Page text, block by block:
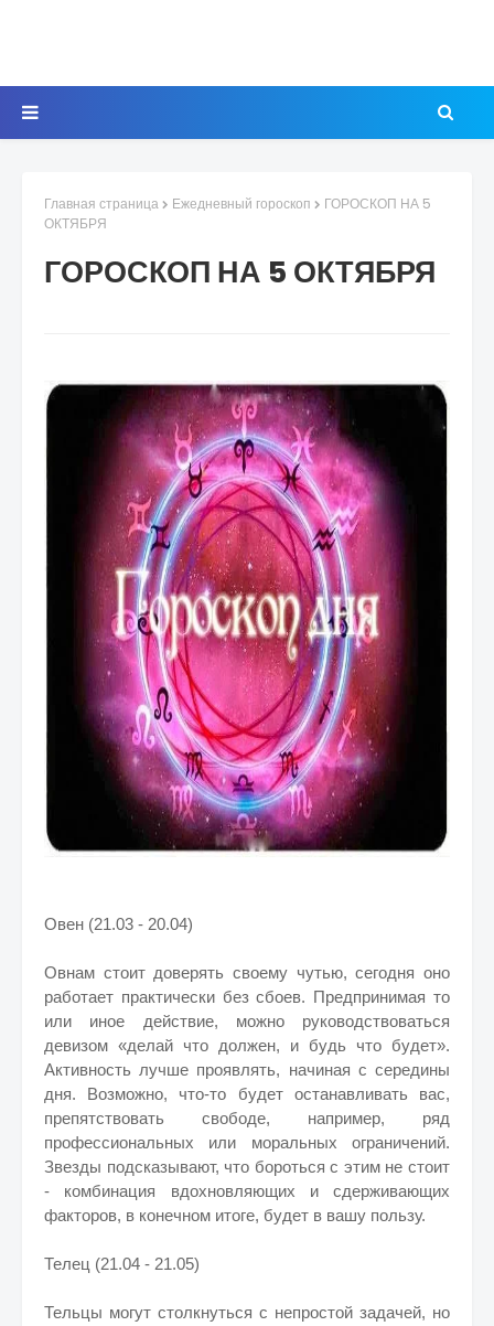
Главная страница Ежедневный гороскоп
ГОРОСКОП НА 5
ОКТЯБРЯ
ГОРОСКОП НА 5 ОКТЯБРЯ
Овен (21.03 - 20.04)
Овнам стоит доверять своему чутью, сегодня оно
работает практически без сбоев. Предпринимая то
или иное действие, можно руководствоваться
девизом «делай что должен, и будь что будет».
Активность лучше проявлять, начиная с середины
дня. Возможно, что-то будет останавливать вас,
препятствовать свободе, например, ряд
профессиональных или моральных ограничений.
Звезды подсказывают, что бороться с этим не стоит
- комбинация вдохновляющих и сдерживающих
факторов, в конечном итоге, будет в вашу пользу.
Телец (21.04 - 21.05)
Тельцы могут столкнуться с непростой задачей, но